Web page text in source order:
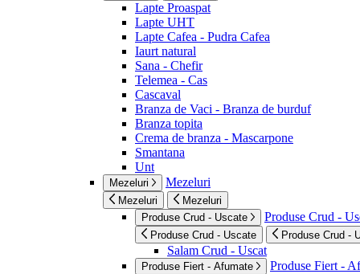
Lapte Proaspat
Lapte UHT
Lapte Cafea - Pudra Cafea
Iaurt natural
Sana - Chefir
Telemea - Cas
Cascaval
Branza de Vaci - Branza de burduf
Branza topita
Crema de branza - Mascarpone
Smantana
Unt
Mezeluri Mezeluri
Mezeluri
Mezeluri
Produse Crud - Uscate
Produse Crud -
Produse Crud - Uscate Produse Crud -
Salam Crud - Uscat
Produse Fiert - Afumate Produse Fiert -